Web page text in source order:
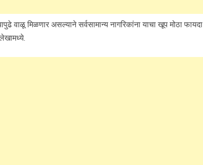
मिळणार असल्याने सर्वसामान्य नागरिकांना याचा खूप मोठा फायदा